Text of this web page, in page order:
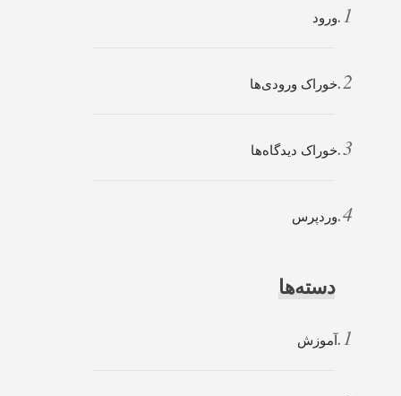
ورود
خوراک ورودی‌ها
خوراک دیدگاه‌ها
وردپرس
دسته‌ها
آموزش